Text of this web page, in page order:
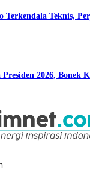
Terkendala Teknis,
Presiden 2026, Bonek